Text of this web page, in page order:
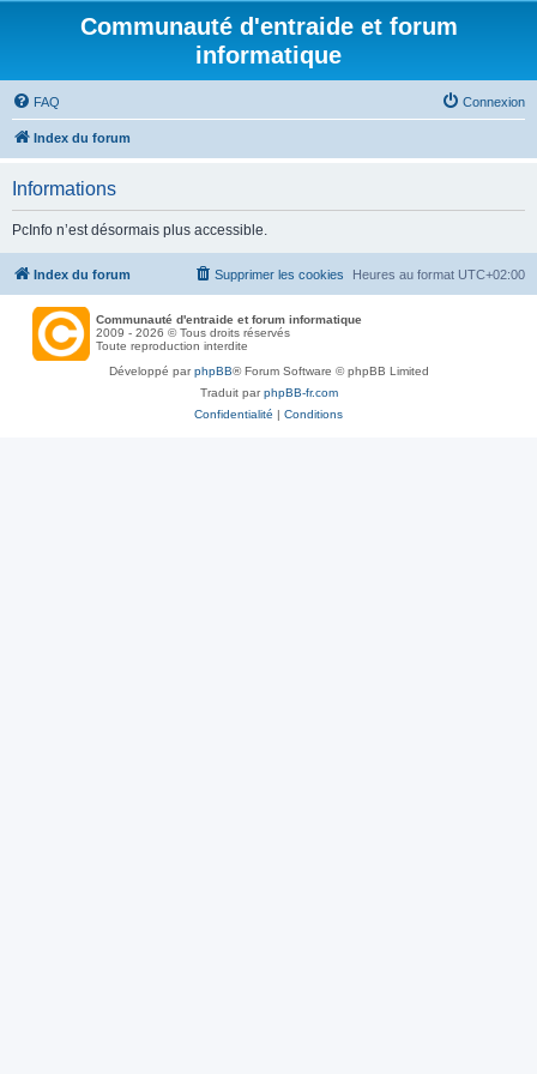
Communauté d'entraide et forum
informatique
FAQ Connexion
Index du forum
Informations
PcInfo n’est désormais plus accessible.
Index du forum Heures au format UTC+02:00
Supprimer les cookies
Communauté d'entraide et forum informatique
2009 - 2026 © Tous droits réservés
Toute reproduction interdite
Développé parphpBB® Forum Software © phpBB Limited
Traduit parphpBB-fr.com
Confidentialité | Conditions